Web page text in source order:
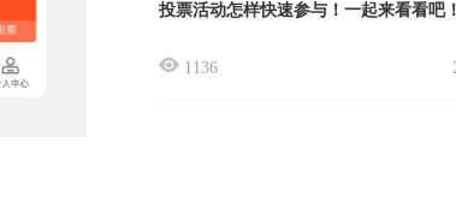
投票活动怎样快速参与！一起来看看吧！
1136